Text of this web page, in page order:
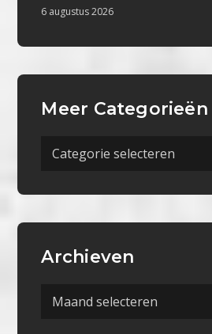
6 augustus 2026
Meer Categorieën
Meer
Archieven
Archieven